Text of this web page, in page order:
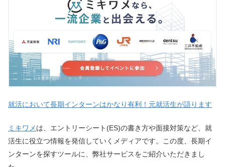
就活において長期インターンはかなり有利！元就活生が語ります
ミキワメは、エントリーシート(ES)の書き方や面接対策など、就
活生に役立つ情報を発信していくメディアです。この度、長期イ
ンターンを探すツールに、弊社サービスをご紹介いただきまし